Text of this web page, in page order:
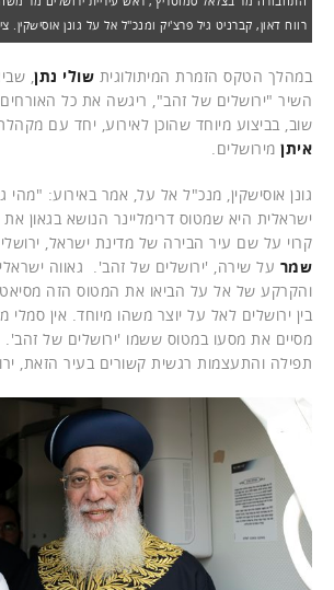
רווח דאון, קברניט גיל פרצ'יק ומנכ"ל אל על גונן אוסישקין.
במהלך הטקס הזמרת המיתולוגית שולי נתן ,
השיר "ירושלים של זהב", ריגשה את כל
שוב, בביצוע מיוחד שהוכן לאירוע, יחד עם
איתן מירושלים.
גונן אוסישקין, מנכ"ל אל על, אמר באירוע: "מהי
ישראלית היא שמטוס דרימליינר הנושא בגאון את
קרוי על שם עיר הבירה של מדינת ישראל,
שמר על שירה, 'ירושלים של זהב'. גאווה
והקרקע של אל על הביאו את המטוס הזה
בין ירושלים לאל על יוצר משהו מיוחד. אין
מסיים את מסעו במטוס ששמו 'ירושלים של זהב'.
תפילה והתעצמות רגשית קשורים בעיר הזאת,